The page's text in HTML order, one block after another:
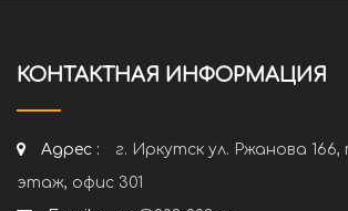
КОНТАКТНАЯ ИНФОРМАЦИЯ
Адрес :
г. Иркутск ул. Ржанова
этаж, офис 301